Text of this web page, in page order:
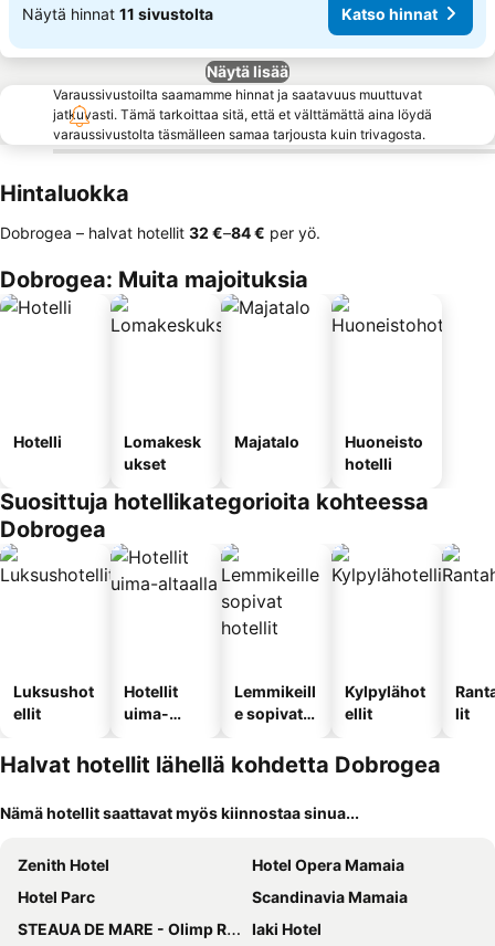
Näytä hinnat 11 sivustolta Katso hinnat
Näytä lisää
Varaussivustoilta saamamme hinnat ja saatavuus muuttuvat
jatkuvasti. Tämä tarkoittaa sitä, että et välttämättä aina löydä
varaussivustolta täsmälleen samaa tarjousta kuin trivagosta.
Hintaluokka
Dobrogea – halvat hotellit ‎32 €–‎84 € per yö.
Dobrogea: Muita majoituksia
Hotelli
Lomakesk
ukset
Majatalo
Huoneisto
hotelli
Suosittuja hotellikategorioita kohteessa
Dobrogea
Luksushot
ellit
Hotellit
uima-
Lemmikeill
e sopivat
Kylpylähot
ellit
lit
Halvat hotellit lähellä kohdetta Dobrogea
Nämä hotellit saattavat myös kiinnostaa sinua...
Zenith Hotel
Hotel Opera Mamaia
Hotel Parc
Scandinavia Mamaia
STEAUA DE MARE - Olimp Resort
Iaki Hotel